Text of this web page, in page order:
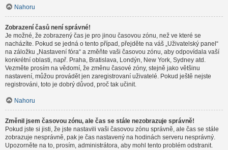
Nahoru
Zobrazení časů není správné!
Je možné, že zobrazený čas je pro jinou časovou zónu, než ve které se
nacházíte. Pokud se jedná o tento případ, přejděte na váš „Uživatelský panel“
na záložku „Nastavení fóra“ a změňte vaši časovou zónu, aby odpovídala vaší
konkrétní oblasti, např. Praha, Bratislava, Londýn, New York, Sydney atd.
Vezměte prosím na vědomí, že změnu časové zóny, stejně jako většinu
nastavení, můžou provádět jen zaregistrovaní uživatelé. Pokud ještě nejste
registrováni, toto je dobrý důvod, proč tak učinit.
Nahoru
Změnil jsem časovou zónu, ale čas se stále nezobrazuje správně!
Pokud jste si jisti, že jste nastavili vaši časovou zónu správně, ale čas se stále
zobrazuje nesprávně, pak je čas nastavený na hodinách serveru nesprávný.
Upozorněte na to, prosím, administrátora, aby mohl tento problém odstranit.